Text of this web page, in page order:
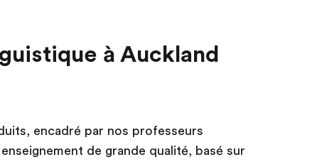
à Auckland
encadré par nos professeurs
de grande qualité, basé sur